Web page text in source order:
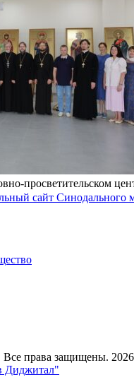
просветительском
сайт Синодального
права защищены. 2026
Диджитал"